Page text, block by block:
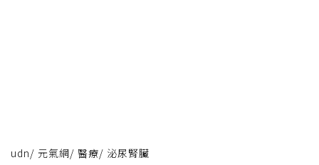
udn/ 元氣網/ 醫療/ 泌尿腎臟